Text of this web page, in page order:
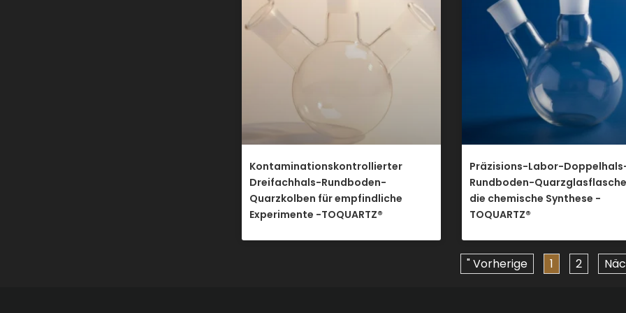
Kontaminationskontrollierter
Dreifachhals-Rundboden-
Quarzkolben für empfindliche
Experimente -TOQUARTZ®
Präzisions-Labor-
Rundboden-
die chemische Synthese -
TOQUARTZ®
" Vorherige 1 2